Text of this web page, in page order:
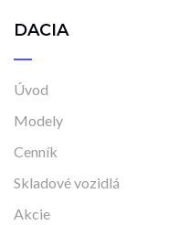
DACIA
Úvod
Modely
Cenník
Skladové vozidlá
Akcie